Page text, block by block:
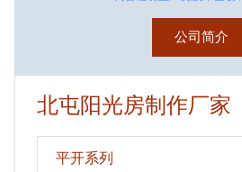
公司简介
北屯阳光房制作厂家
平开系列